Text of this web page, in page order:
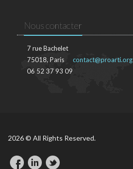
Nous contacter
7 rue Bachelet
75018, Paris
06 52 37 93 09
contact@proarti.org
2026 © All Rights Reserved.